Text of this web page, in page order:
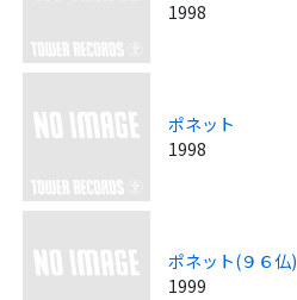
1998
ポネット
1998
ポネット(９６仏)
1999